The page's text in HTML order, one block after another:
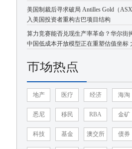
美国制裁后寻求破局 Antilles Gold（
入美国投资者重构古巴项目结构
算力竞赛能否兑现生产率革命？华尔街
中国低成本开放模型正在重塑估值坐标
市场热点
地产 医疗 经济 海淘
悉尼 移民 RBA 金矿
科技 基金 澳交所 债券